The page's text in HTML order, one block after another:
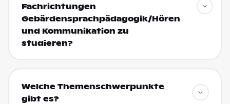
Fachrichtungen
Gebärdensprachpädagogik/Hören
und Kommunikation zu
studieren?
Welche Themenschwerpunkte
gibt es?